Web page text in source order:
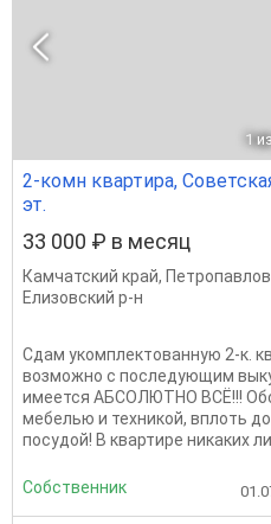
1
2-комн квартира,
эт.
33 000 ₽ в месяц
Камчатский край,
Елизовский р-н
Сдам укомплектованную 2-к.
возможно с последующим
имеется АБСОЛЮТНО ВСЁ!!!
мебелью и техникой, вплоть
посудой! В квартире никаких
Собственник